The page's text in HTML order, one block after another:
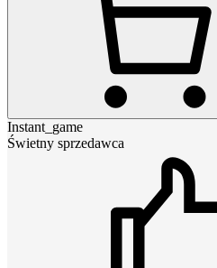
Instant_game
Świetny sprzedawca